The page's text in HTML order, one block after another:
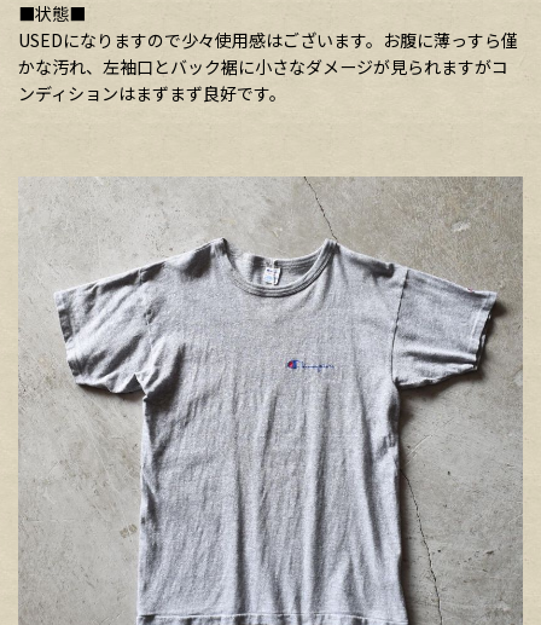
■状態■
USEDになりますので少々使用感はございます。お腹に薄っすら僅
かな汚れ、左袖口とバック裾に小さなダメージが見られますがコ
ンディションはまずまず良好です。